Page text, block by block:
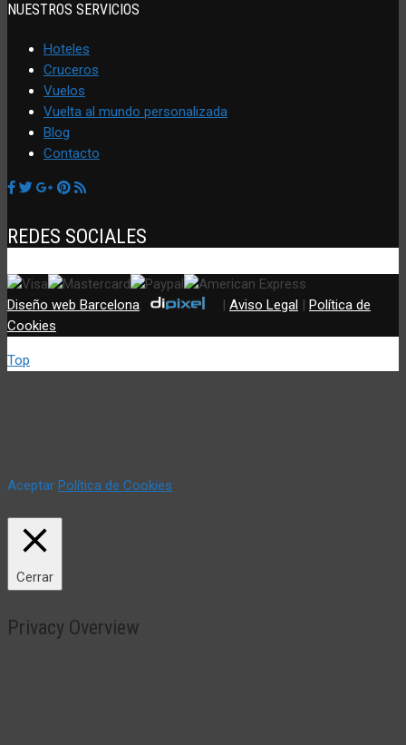
NUESTROS SERVICIOS
Hoteles
Cruceros
Vuelos
Vuelta al mundo personalizada
Blog
Contacto
REDES SOCIALES
Diseño web Barcelona: | Aviso Legal | Política de
Cookies
Top
Aceptar Política de Cookies
Cerrar
Privacy Overview